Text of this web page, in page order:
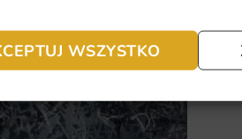
WSZYSTKO